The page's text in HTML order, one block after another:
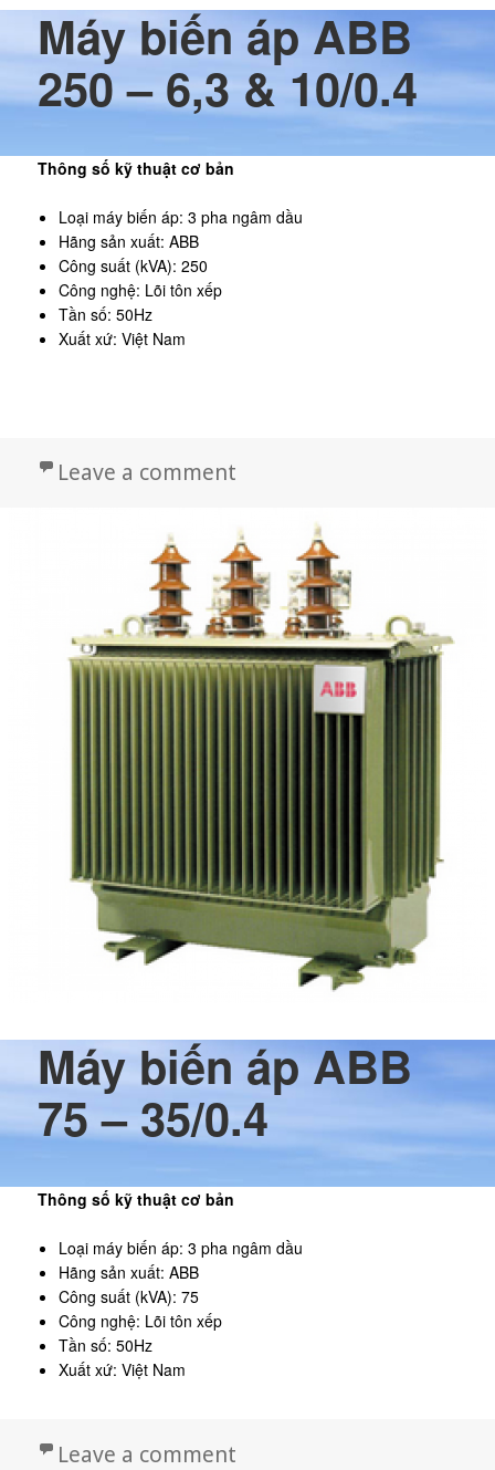
Máy biến áp ABB
250 – 6,3 & 10/0.4
Thông số kỹ thuật cơ bản
Loại máy biến áp: 3 pha ngâm dầu
Hãng sản xuất: ABB
Công suất (kVA): 250
Công nghệ: Lõi tôn xếp
Tần số: 50Hz
Xuất xứ: Việt Nam
Leave a comment
Máy biến áp ABB
75 – 35/0.4
Thông số kỹ thuật cơ bản
Loại máy biến áp: 3 pha ngâm dầu
Hãng sản xuất: ABB
Công suất (kVA): 75
Công nghệ: Lõi tôn xếp
Tần số: 50Hz
Xuất xứ: Việt Nam
Leave a comment